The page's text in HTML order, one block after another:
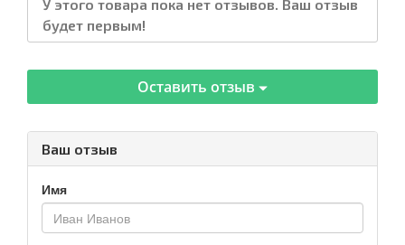
У этого товара пока нет отзывов. Ваш отзыв
будет первым!
Оставить отзыв
Ваш отзыв
Имя